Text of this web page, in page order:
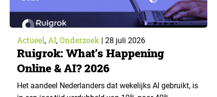
Actueel, AI, Onderzoek | 28 juli 2026
Ruigrok: What’s Happening
Online & AI? 2026
Het aandeel Nederlanders dat wekelijks AI gebruikt, is